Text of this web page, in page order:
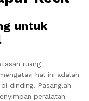
untuk
ruang
hal ini adalah
dinding. Pasanglah
peralatan